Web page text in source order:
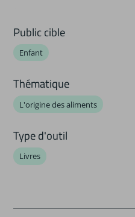
Public cible
Enfant
Thématique
L'origine des aliments
Type d'outil
Livres